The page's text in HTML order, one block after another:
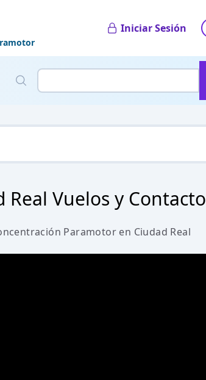
Iniciar Sesión
Vuelos y Contacto
Paramotor en Ciudad Real